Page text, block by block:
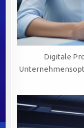
Digitale